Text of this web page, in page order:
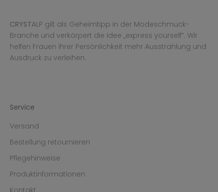
CRYSTALP gilt als Geheimtipp in der Modeschmuck-
Branche und verkörpert die Idee „express yourself“. Wir
helfen Frauen ihrer Persönlichkeit mehr Ausstrahlung und
Ausdruck zu verleihen.
Service
Versand
Bestellung retournieren
Pflegehinweise
Produktinformationen